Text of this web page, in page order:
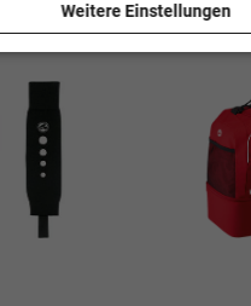
14,99 €
Weitere Einstellungen